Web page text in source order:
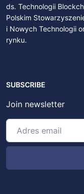
ds. Technologii
Polskim
i Nowych Technologii
rynku.
SUBSCRIBE
Join newsletter